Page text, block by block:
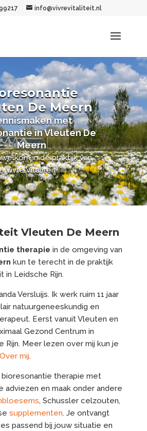
info@vivrevitaliteit.nl
De Meern
met
in Vleuten De
Meern
in de praktijk van
Vivre Vitaliteit!
Vleuten De Meern
therapie in de omgeving van
kun te terecht in de praktijk
in Leidsche Rijn.
Versluijs. Ik werk ruim 11 jaar
natuurgeneeskundig en
Eerst vanuit Vleuten en
Gezond Centrum in
Rijn. Meer lezen over mij kun je
Over mij.
therapie met
adviezen en maak onder andere
, Schussler celzouten,
supplementen. Je ontvangt
passend bij jouw situatie en